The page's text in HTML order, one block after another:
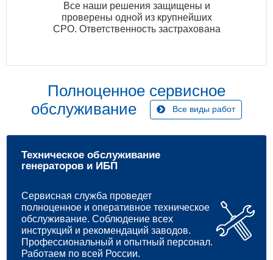
Все наши решения защищены и
проверены одной из крупнейших
СРО. Ответственность застрахована
Полноценное сервисное
обслуживание
Все виды работ
Техническое обслуживание
генераторов и ИБП
Сервисная служба проведет
полноценное и оперативное техническое
обслуживание. Соблюдение всех
инструкций и рекомендаций заводов.
Профессиональный и опытный персонал.
Работаем по всей России.